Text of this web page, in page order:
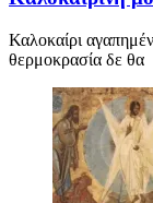
Καλοκαίρι
θερμοκρασία δε θα